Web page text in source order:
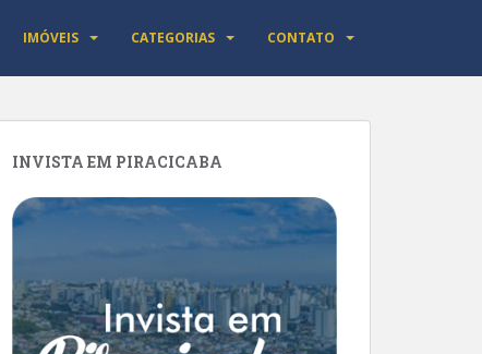
IMÓVEIS CATEGORIAS CONTATO
INVISTA EM PIRACICABA